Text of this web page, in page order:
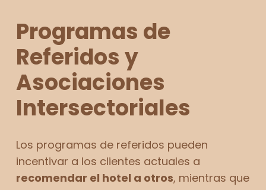
Programas de
Referidos y
Asociaciones
Intersectoriales
Los programas de referidos pueden
incentivar a los clientes actuales a
recomendar el hotel a otros, mientras que